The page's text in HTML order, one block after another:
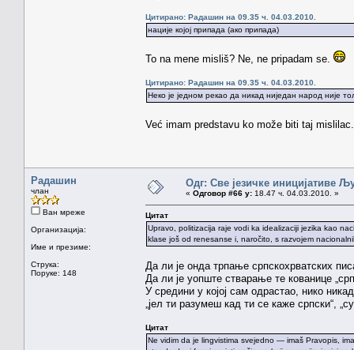
Цитирано: Радашин на 09.35 ч. 04.03.2010.
нације којој припада (ако припада)
To na mene misliš? Ne, ne pripadam se.
Цитирано: Радашин на 09.35 ч. 04.03.2010.
Неко је једном рекао да никад ниједан народ није
Već imam predstavu ko može biti taj
Радашин
члан
Ван мреже
Организација:
Име и презиме:
Струка:
Поруке: 148
Одг: Све језичке иницијативе
« Одговор #66 у: 18.47 ч. 04.03.2010. »
Цитат
Upravo, politizacija raje vodi ka idealizaciji jezika kao
klase još od renesanse i, naročito, s razvojem
Да ли је онда трпање српскохрватских
Да ли је уопште стварање те кованице
У средини у којој сам одрастао, нико
„јел ти разумеш кад ти се каже српски“,
Цитат
Ne vidim da je lingvistima svejedno — imaš Pravopis,